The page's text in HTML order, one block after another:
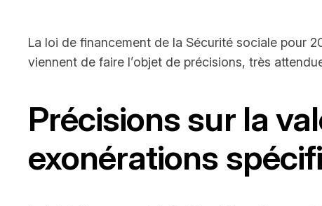
La loi de financement de la Sécurité sociale pour
viennent de faire l’objet de précisions, très
Précisions sur la
exonérations